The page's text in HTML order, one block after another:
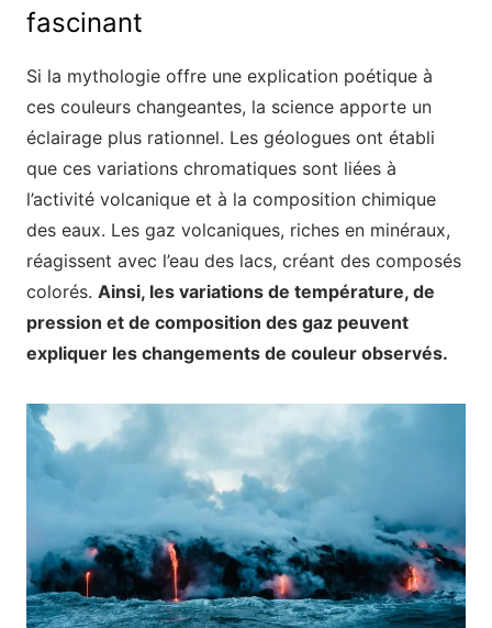
fascinant
Si la mythologie offre une explication poétique à
ces couleurs changeantes, la science apporte un
éclairage plus rationnel. Les géologues ont établi
que ces variations chromatiques sont liées à
l’activité volcanique et à la composition chimique
des eaux. Les gaz volcaniques, riches en minéraux,
réagissent avec l’eau des lacs, créant des composés
colorés. Ainsi, les variations de température, de
pression et de composition des gaz peuvent
expliquer les changements de couleur observés.